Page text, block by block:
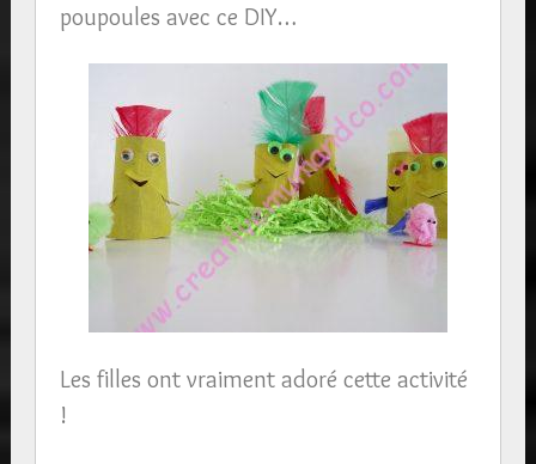
poupoules avec ce DIY…
Les filles ont vraiment adoré cette activité
!